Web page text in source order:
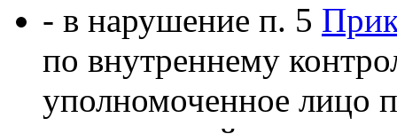
- в нарушение п. 5
по внутреннему
уполномоченное лицо